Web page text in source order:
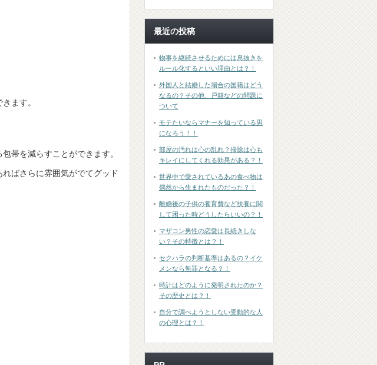
ます。
帯を減らすことができます。
ばさらに雰囲気がでてグッド
最近の投稿
物事を継続させるためには息抜きを
ルール化するといい理由とは？！
外国人と結婚した場合の国籍はどう
なるの？その他、戸籍などの問題に
ついて
モテたいならマナーを知っている男
になろう！！
部屋の汚れは心の乱れ？掃除は心も
キレイにしてくれる効果がある？！
世界中で愛されているあの食べ物は
偶然から生まれたものだった？！
離婚後の子供の養育費など扶養に関
して困った時どうしたらいいの？！
マザコン男性の恋愛は長続きしな
い？その特徴とは？！
セクハラの判断基準はあるの？イケ
メンなら無罪となる？！
時計はどのように発明されたのか？
その歴史とは？！
自分で調べようとしない受動的な人
の心理とは？！